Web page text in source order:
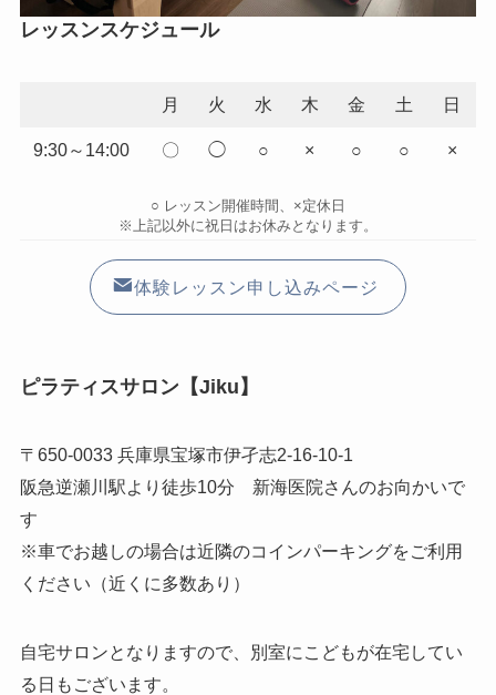
レッスンスケジュール
月 火 水 木 金 土 日
9:30～14:00 〇 ◯ ○ × ○ ○ ×
○ レッスン開催時間、×定休日
※上記以外に祝日はお休みとなります。
体験レッスン申し込みページ
ピラティスサロン【Jiku】
〒650-0033 兵庫県宝塚市伊孑志2-16-10-1
阪急逆瀬川駅より徒歩10分 新海医院さんのお向かいで
す
※車でお越しの場合は近隣のコインパーキングをご利用
ください（近くに多数あり）
自宅サロンとなりますので、別室にこどもが在宅してい
る日もございます。